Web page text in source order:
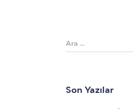
A
r
:
Ara …
Son Yazılar